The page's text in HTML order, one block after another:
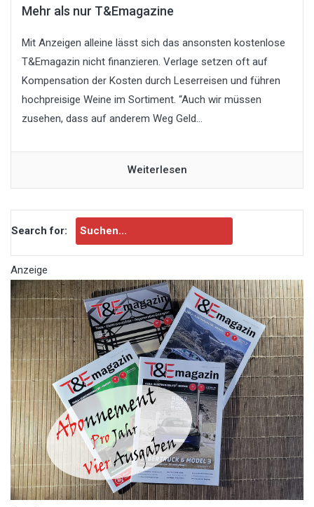
Mehr als nur T&Emagazine
Mit Anzeigen alleine lässt sich das ansonsten kostenlose
T&Emagazin nicht finanzieren. Verlage setzen oft auf
Kompensation der Kosten durch Leserreisen und führen
hochpreisige Weine im Sortiment. “Auch wir müssen
zusehen, dass auf anderem Weg Geld...
Weiterlesen
Search for:
Anzeige